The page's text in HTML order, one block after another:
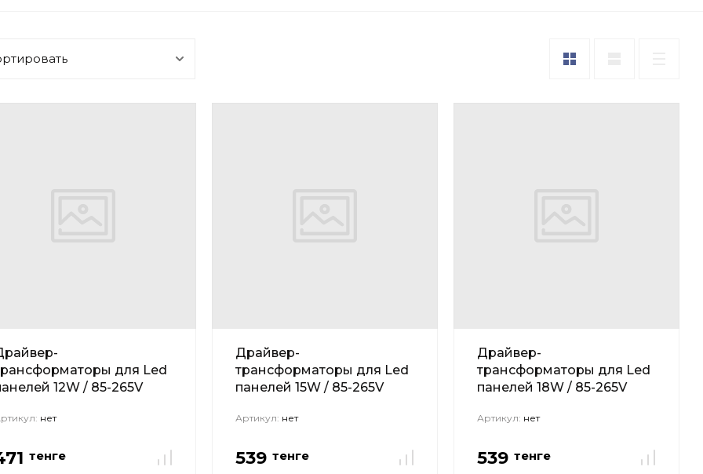
для Led
12W / 85-265V
нет
тенге
Драйвер-
трансформаторы для Led
панелей 15W / 85-265V
Артикул: нет
539 тенге
Драйвер-
трансформаторы для Led
панелей 18W / 85-265V
Артикул: нет
539 тенге